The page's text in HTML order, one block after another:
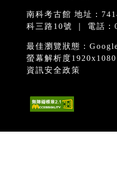
南科考古館 地址：
科三路10號 ｜ 電話：
最佳瀏覽狀態：
螢幕解析度
資訊安全政策